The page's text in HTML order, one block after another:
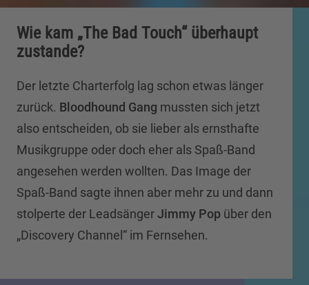
Wie kam „The Bad Touch“ überhaupt
zustande?
Der letzte Charterfolg lag schon etwas länger
zurück. Bloodhound Gang mussten sich jetzt
also entscheiden, ob sie lieber als ernsthafte
Musikgruppe oder doch eher als Spaß-Band
angesehen werden wollten. Das Image der
Spaß-Band sagte ihnen aber mehr zu und dann
stolperte der LeadsängerJimmy Pop über den
„Discovery Channel“ im Fernsehen.